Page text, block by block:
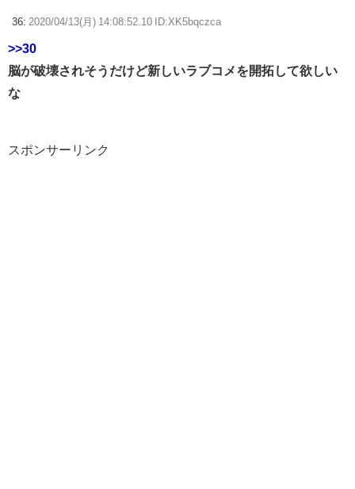
36: 2020/04/13(月) 14:08:52.10 ID:XK5bqczca
>>30
脳が破壊されそうだけど新しいラブコメを開拓して欲しい
な
スポンサーリンク